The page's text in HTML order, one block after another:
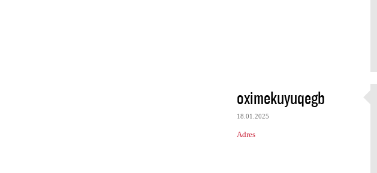
oximekuyuqegb
18.01.2025
Adres